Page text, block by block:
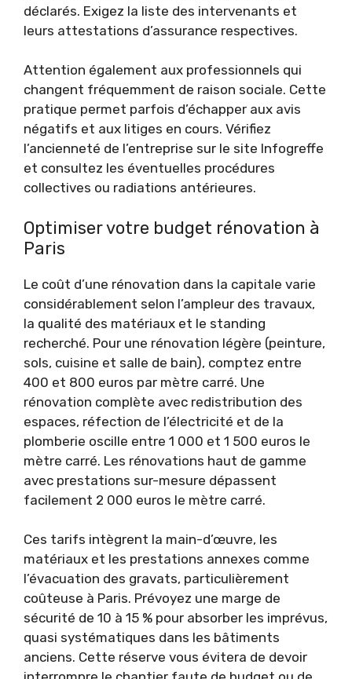
déclarés. Exigez la liste des intervenants et
leurs attestations d’assurance respectives.
Attention également aux professionnels qui
changent fréquemment de raison sociale. Cette
pratique permet parfois d’échapper aux avis
négatifs et aux litiges en cours. Vérifiez
l’ancienneté de l’entreprise sur le site Infogreffe
et consultez les éventuelles procédures
collectives ou radiations antérieures.
Optimiser votre budget rénovation à
Paris
Le coût d’une rénovation dans la capitale varie
considérablement selon l’ampleur des travaux,
la qualité des matériaux et le standing
recherché. Pour une rénovation légère (peinture,
sols, cuisine et salle de bain), comptez entre
400 et 800 euros par mètre carré. Une
rénovation complète avec redistribution des
espaces, réfection de l’électricité et de la
plomberie oscille entre 1 000 et 1 500 euros le
mètre carré. Les rénovations haut de gamme
avec prestations sur-mesure dépassent
facilement 2 000 euros le mètre carré.
Ces tarifs intègrent la main-d’œuvre, les
matériaux et les prestations annexes comme
l’évacuation des gravats, particulièrement
coûteuse à Paris. Prévoyez une marge de
sécurité de 10 à 15 % pour absorber les imprévus,
quasi systématiques dans les bâtiments
anciens. Cette réserve vous évitera de devoir